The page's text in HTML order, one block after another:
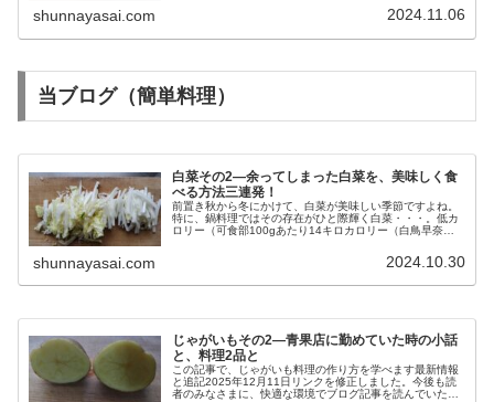
shunnayasai.com 2024.11.06
当ブログ（簡単料理）
白菜その2―余ってしまった白菜を、美味しく食
べる方法三連発！
前置き秋から冬にかけて、白菜が美味しい季節ですよね。
特に、鍋料理ではその存在がひと際輝く白菜・・・。低カ
ロリー（可食部100gあたり14キロカロリー（白鳥早奈
shunnayasai.com 2024.10.30
じゃがいもその2―青果店に勤めていた時の小話
と、料理2品と
この記事で、じゃがいも料理の作り方を学べます最新情報
と追記2025年12月11日リンクを修正しました。今後も読
者のみなさまに、快適な環境でブログ記事を読んでいただ